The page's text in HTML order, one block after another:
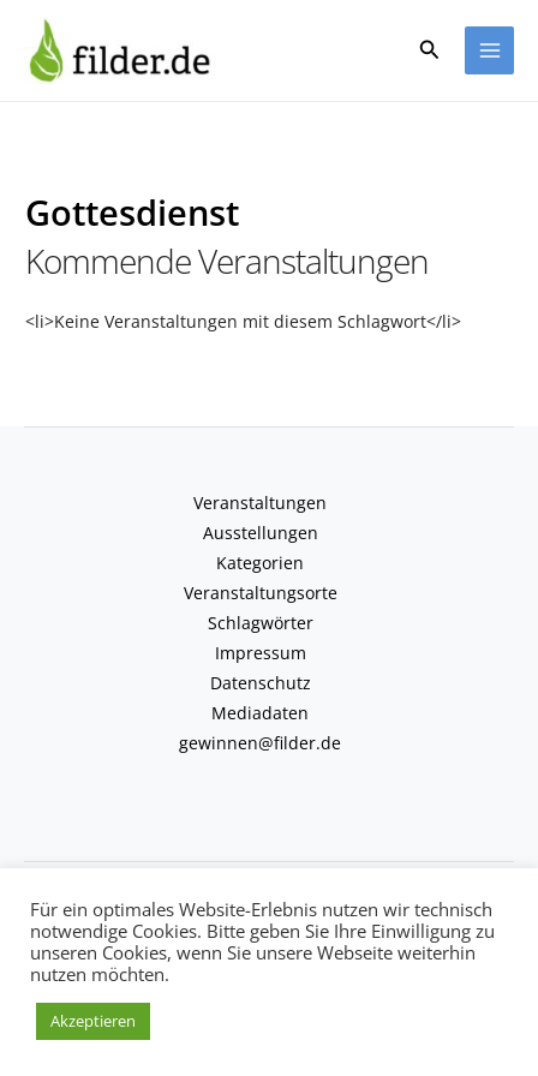
Inhalt
springen
Suchen
Gottesdienst
Kommende Veranstaltungen
<li>Keine Veranstaltungen mit diesem Schlagwort</li>
Veranstaltungen
Ausstellungen
Kategorien
Veranstaltungsorte
Schlagwörter
Impressum
Datenschutz
Mediadaten
gewinnen@filder.de
Copyright © 2026 kulturkalender-filder.de | Powered by kulturkalender-
filder.de
Für ein optimales Website-Erlebnis nutzen wir technisch
notwendige Cookies. Bitte geben Sie Ihre Einwilligung zu
unseren Cookies, wenn Sie unsere Webseite weiterhin
nutzen möchten.
Akzeptieren